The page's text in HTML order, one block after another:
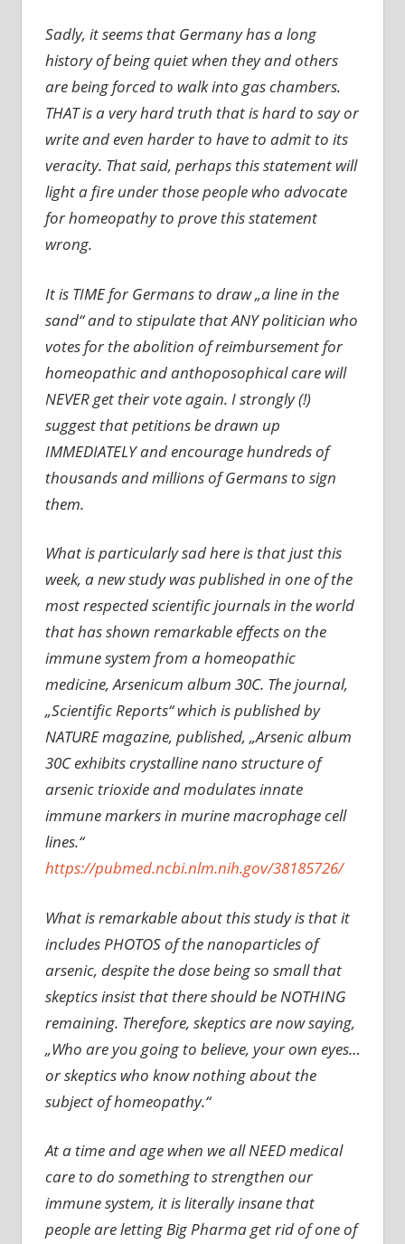
Sadly, it seems that Germany has a long
history of being quiet when they and others
are being forced to walk into gas chambers.
THAT is a very hard truth that is hard to say or
write and even harder to have to admit to its
veracity. That said, perhaps this statement will
light a fire under those people who advocate
for homeopathy to prove this statement
wrong.
It is TIME for Germans to draw „a line in the
sand“ and to stipulate that ANY politician who
votes for the abolition of reimbursement for
homeopathic and anthoposophical care will
NEVER get their vote again. I strongly (!)
suggest that petitions be drawn up
IMMEDIATELY and encourage hundreds of
thousands and millions of Germans to sign
them.
What is particularly sad here is that just this
week, a new study was published in one of the
most respected scientific journals in the world
that has shown remarkable effects on the
immune system from a homeopathic
medicine, Arsenicum album 30C. The journal,
„Scientific Reports“ which is published by
NATURE magazine, published, „Arsenic album
30C exhibits crystalline nano structure of
arsenic trioxide and modulates innate
immune markers in murine macrophage cell
lines.“
https://pubmed.ncbi.nlm.nih.gov/38185726/
What is remarkable about this study is that it
includes PHOTOS of the nanoparticles of
arsenic, despite the dose being so small that
skeptics insist that there should be NOTHING
remaining. Therefore, skeptics are now saying,
„Who are you going to believe, your own eyes…
or skeptics who know nothing about the
subject of homeopathy.“
At a time and age when we all NEED medical
care to do something to strengthen our
immune system, it is literally insane that
people are letting Big Pharma get rid of one of